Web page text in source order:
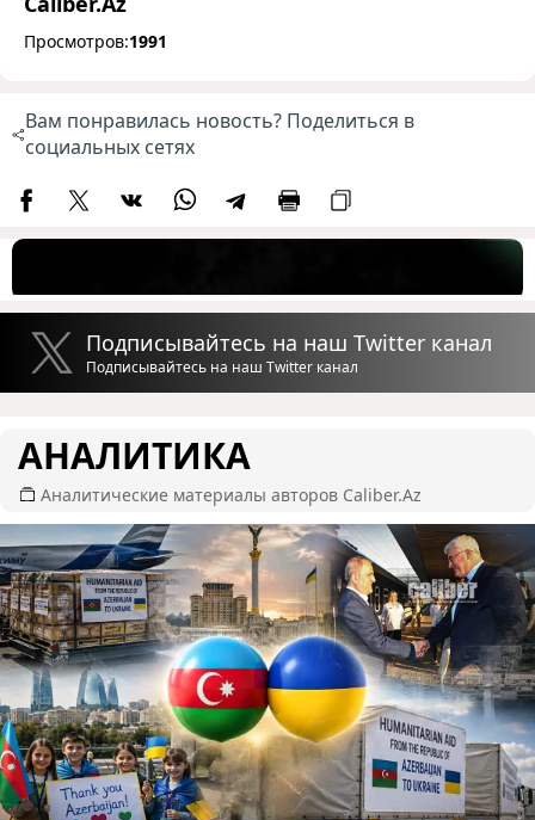
Просмотров:1991
Вам понравилась новость? Поделиться в
социальных сетях
Подписывайтесь на наш Twitter канал
Подписывайтесь на наш Twitter канал
АНАЛИТИКА
Аналитические материалы авторов Caliber.Az